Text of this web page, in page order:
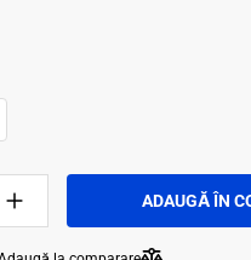
ADAUGĂ ÎN